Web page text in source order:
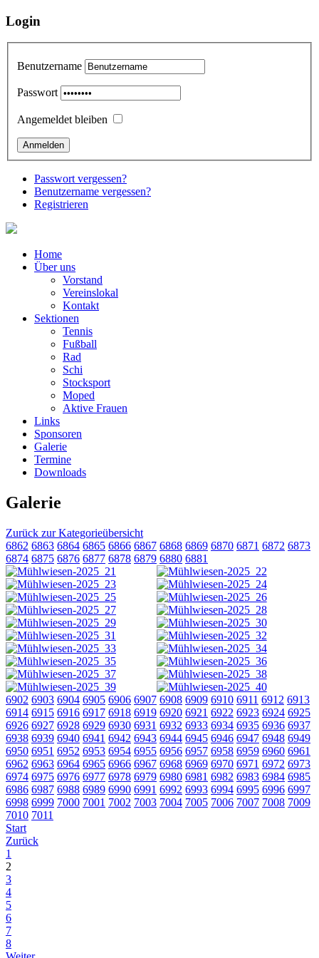
Login
Benutzername
Passwort
Angemeldet bleiben
Passwort vergessen?
Benutzername vergessen?
Registrieren
Home
Über uns
Vorstand
Vereinslokal
Kontakt
Sektionen
Tennis
Fußball
Rad
Schi
Stocksport
Moped
Aktive Frauen
Links
Sponsoren
Galerie
Termine
Downloads
Galerie
Zurück zur Kategorieübersicht
6862 6863 6864 6865 6866 6867 6868 6869 6870 6871 6872 6873
6874 6875 6876 6877 6878 6879 6880 6881
6902 6903 6904 6905 6906 6907 6908 6909 6910 6911 6912 6913
6914 6915 6916 6917 6918 6919 6920 6921 6922 6923 6924 6925
6926 6927 6928 6929 6930 6931 6932 6933 6934 6935 6936 6937
6938 6939 6940 6941 6942 6943 6944 6945 6946 6947 6948 6949
6950 6951 6952 6953 6954 6955 6956 6957 6958 6959 6960 6961
6962 6963 6964 6965 6966 6967 6968 6969 6970 6971 6972 6973
6974 6975 6976 6977 6978 6979 6980 6981 6982 6983 6984 6985
6986 6987 6988 6989 6990 6991 6992 6993 6994 6995 6996 6997
6998 6999 7000 7001 7002 7003 7004 7005 7006 7007 7008 7009
7010 7011
Start
Zurück
1
2
3
4
5
6
7
8